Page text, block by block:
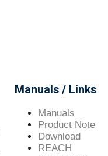
Manuals / Links
Manuals
Product Note
Download
REACH